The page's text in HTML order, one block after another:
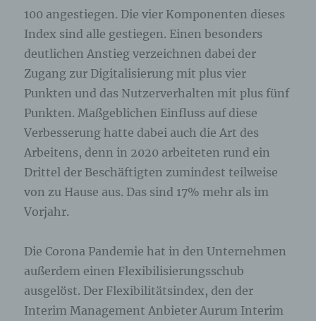
100 angestiegen. Die vier Komponenten dieses
Index sind alle gestiegen. Einen besonders
deutlichen Anstieg verzeichnen dabei der
Zugang zur Digitalisierung mit plus vier
Punkten und das Nutzerverhalten mit plus fünf
Punkten. Maßgeblichen Einfluss auf diese
Verbesserung hatte dabei auch die Art des
Arbeitens, denn in 2020 arbeiteten rund ein
Drittel der Beschäftigten zumindest teilweise
von zu Hause aus. Das sind 17% mehr als im
Vorjahr.
Die Corona Pandemie hat in den Unternehmen
außerdem einen Flexibilisierungsschub
ausgelöst. Der Flexibilitätsindex, den der
Interim Management Anbieter Aurum Interim